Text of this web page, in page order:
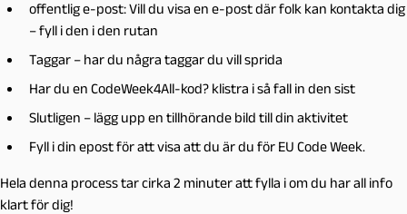
offentlig e-post: Vill du visa en e-post där folk kan kontakta dig
– fyll i den i den rutan
Taggar – har du några taggar du vill sprida
Har du en CodeWeek4All-kod? klistra i så fall in den sist
Slutligen – lägg upp en tillhörande bild till din aktivitet
Fyll i din epost för att visa att du är du för EU Code Week.
Hela denna process tar cirka 2 minuter att fylla i om du har all info
klart för dig!